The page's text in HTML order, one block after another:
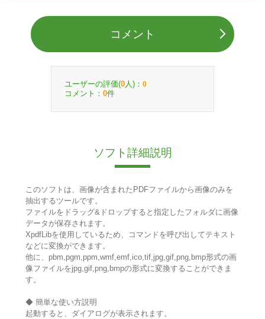
コメント
ユーザーの評価(0 人)： 0
コメント： 0件
ソフト詳細説明
このソフトは、画像が含まれたPDFファイルから画像のみを
抽出するツールです。
ファイルをドラッグ&ドロップすると指定したフォルダに画像
データが保存されます。
XpdfLibを使用しているため、コマンドを呼び出してテキスト
などに変換ができます。
他に、pbm,pgm,ppm,wmf,emf,ico,tif,jpg,gif,png,bmp形式の画
像ファイルをjpg,gif,png,bmpの形式に変換することができま
す。
◆ 簡単な使い方説明
起動すると、ダイアログが表示されます。